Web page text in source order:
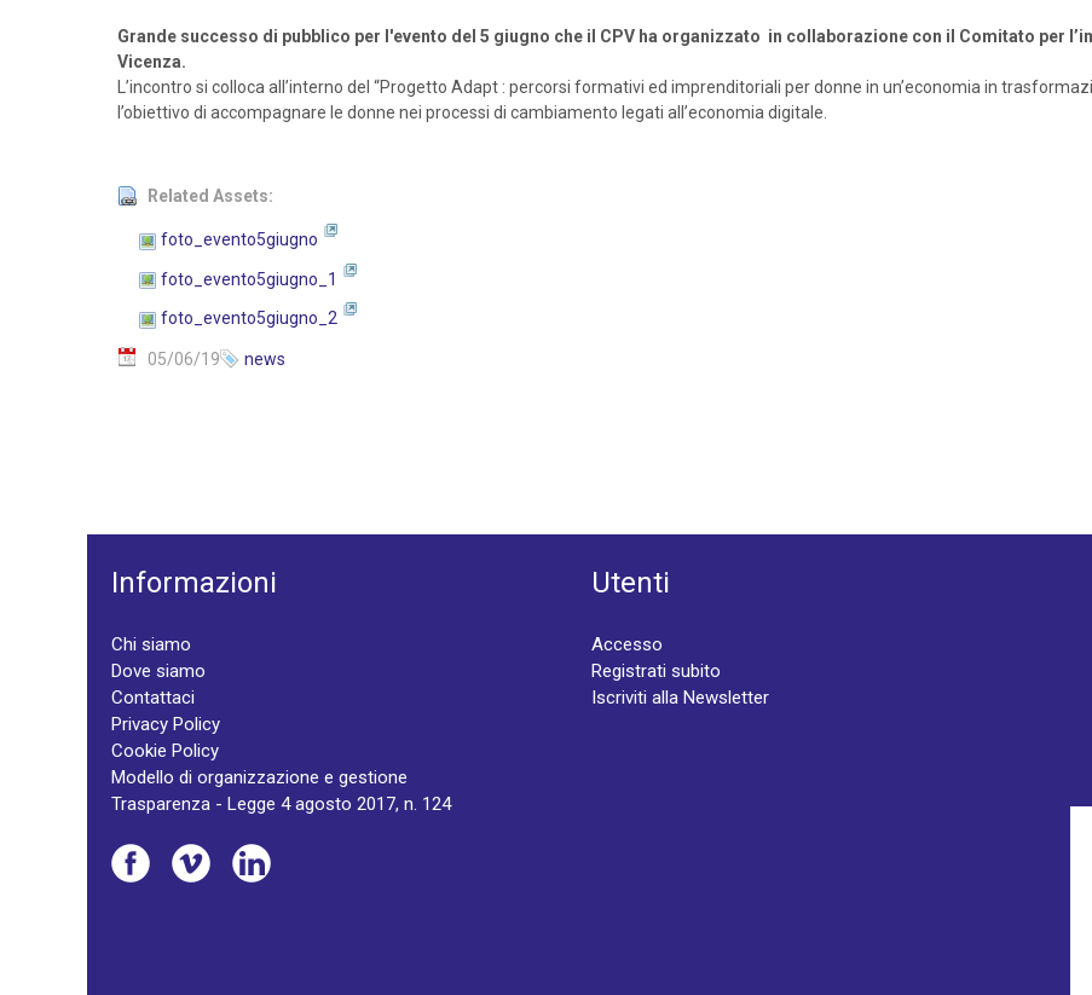
Grande successo di pubblico per l'evento del 5 giugno che il CPV ha organizzato in collaborazione con il Comitato per
Vicenza.
L’incontro si colloca all’interno del “Progetto Adapt : percorsi formativi ed imprenditoriali per donne in un’economia in
l’obiettivo di accompagnare le donne nei processi di cambiamento legati all’economia digitale.
Related Assets:
foto_evento5giugno
foto_evento5giugno_1
foto_evento5giugno_2
05/06/19 news
Informazioni
Chi siamo
Dove siamo
Contattaci
Privacy Policy
Cookie Policy
Modello di organizzazione e gestione
Trasparenza - Legge 4 agosto 2017, n. 124
Utenti
Accesso
Registrati subito
Iscriviti alla Newsletter